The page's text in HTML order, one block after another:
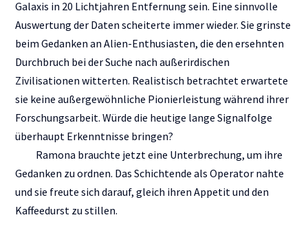
Galaxis in 20 Lichtjahren Entfernung sein. Eine sinnvolle
Auswertung der Daten scheiterte immer wieder. Sie grinste
beim Gedanken an Alien-Enthusiasten, die den ersehnten
Durchbruch bei der Suche nach außerirdischen
Zivilisationen witterten. Realistisch betrachtet erwartete
sie keine außergewöhnliche Pionierleistung während ihrer
Forschungsarbeit. Würde die heutige lange Signalfolge
überhaupt Erkenntnisse bringen?
Ramona brauchte jetzt eine Unterbrechung, um ihre
Gedanken zu ordnen. Das Schichtende als Operator nahte
und sie freute sich darauf, gleich ihren Appetit und den
Kaffeedurst zu stillen.